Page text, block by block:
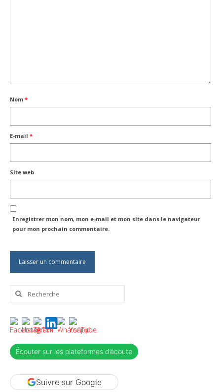
Nom *
E-mail *
Site web
Enregistrer mon nom, mon e-mail et mon site dans le navigateur
pour mon prochain commentaire.
Rechercher
Écouter sur les plateformes d’écoute
Suivre sur Google